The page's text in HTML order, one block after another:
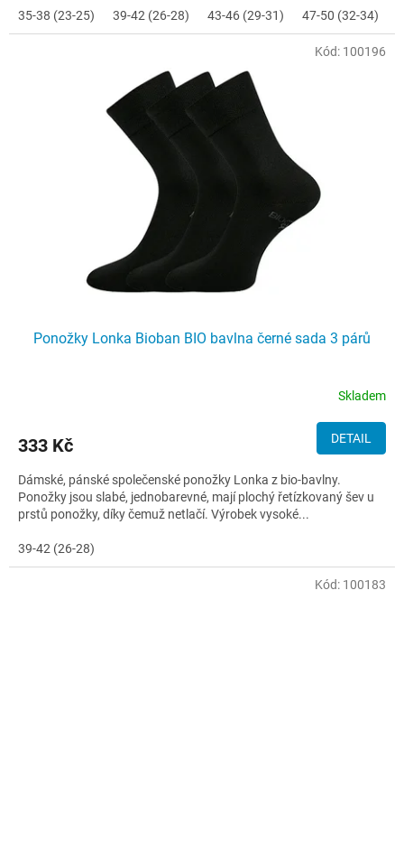
35-38 (23-25) 39-42 (26-28) 43-46 (29-31) 47-50 (32-34)
Ponožky Lonka Bioban BIO bavlna černé sada 3 párů
Skladem
333 Kč DETAIL
Dámské, pánské společenské ponožky Lonka z bio-bavlny.
Ponožky jsou slabé, jednobarevné, mají plochý řetízkovaný šev u
prstů ponožky, díky čemuž netlačí. Výrobek vysoké...
39-42 (26-28)
Kód: 100196
Kód: 100183